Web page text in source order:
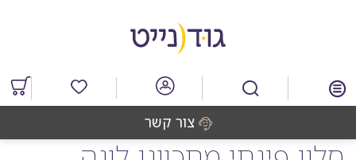
מרכזי
מוצרים
במועדפים
צור קשר